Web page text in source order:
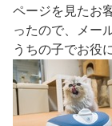
ページを見たお
ったので、メー
うちの子でお役